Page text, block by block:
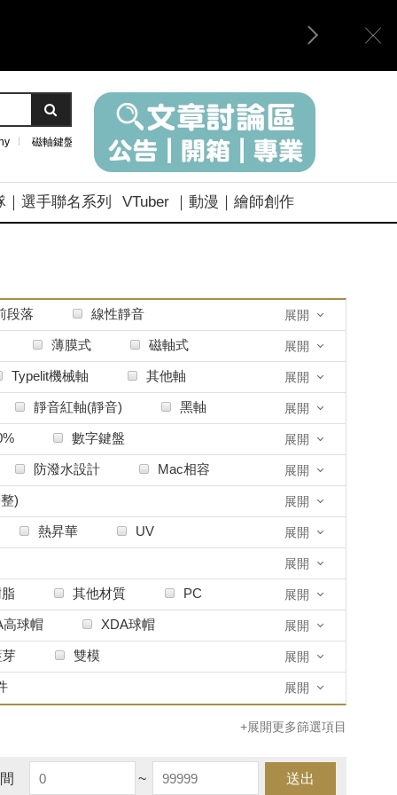
磁軸鍵盤
｜選手聯名系列 VTuber ｜動漫｜繪師創作
段落 線性靜音 展開
薄膜式 磁軸式 展開
Typelit機械軸 其他軸 展開
靜音紅軸(靜音) 黑軸 展開
數字鍵盤 展開
防潑水設計 Mac相容 展開
) 展開
熱昇華 UV 展開
展開
其他材質 PC 展開
高球帽
XDA球帽
ARC
展開
芽 雙模 展開
展開
+展開更多篩選項目
~ 送出